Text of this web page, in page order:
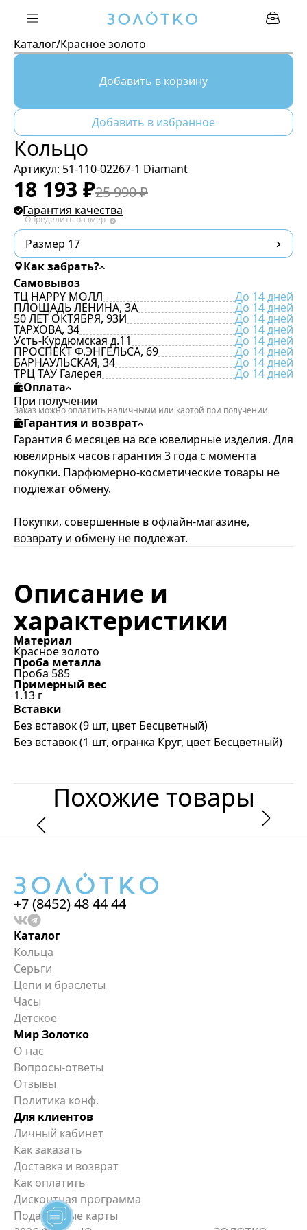
Каталог/Красное золото
Кольцо
Артикул: 51-110-02267-1 Diamant
18 193 ₽25 990₽
Гарантия качества
Размер 17
Определить размер
Добавить в корзину
Добавить в избранное
Как забрать?
Самовывоз
ТЦ HAPPY МОЛЛ
До 14 дней
ПЛОЩАДЬ ЛЕНИНА, 3А До 14 дней
50 ЛЕТ ОКТЯБРЯ, 93И До 14 дней
ТАРХОВА, 34 До 14 дней
Усть-Курдюмская д.11 До 14 дней
ПРОСПЕКТ Ф.ЭНГЕЛЬСА, 69 До 14 дней
БАРНАУЛЬСКАЯ, 34 До 14 дней
ТРЦ ТАУ Галерея
До 14 дней
Оплата
При получении
Заказ можно оплатить наличными или картой при получении
Гарантия и возврат
Гарантия 6 месяцев на все ювелирные изделия. Для
ювелирных часов гарантия 3 года с момента
покупки. Парфюмерно-косметические товары не
подлежат обмену.
Покупки, совершённые в офлайн-магазине,
возврату и обмену не подлежат.
Описание и
характеристики
Материал
Красное золото
Проба металла
Проба 585
Примерный вес
1.13 г
Вставки
Без вставок (9 шт, цвет Бесцветный)
Без вставок (1 шт, огранка Круг, цвет Бесцветный)
Похожие товары
+7 (8452) 48 44 44
Каталог
Кольца
Серьги
Цепи и браслеты
Часы
Детское
Мир Золотко
О нас
Вопросы-ответы
Отзывы
Политика конф.
Для клиентов
Личный кабинет
Как заказать
Доставка и возврат
Как оплатить
Дисконтная программа
Подарочные карты